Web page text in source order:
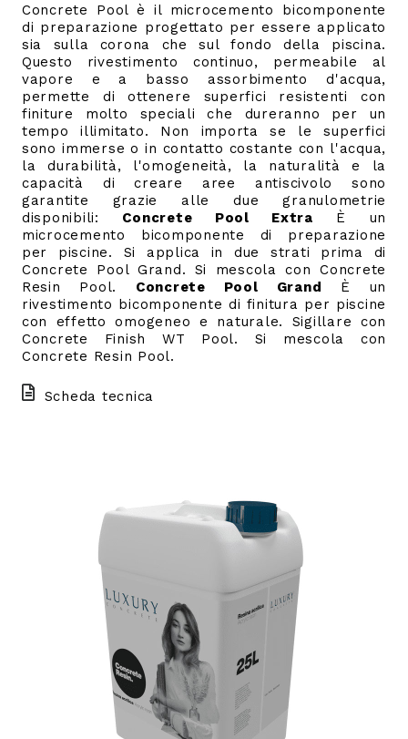
Concrete Pool è il microcemento bicomponente
di preparazione progettato per essere applicato
sia sulla corona che sul fondo della piscina.
Questo rivestimento continuo, permeabile al
vapore e a basso assorbimento d'acqua,
permette di ottenere superfici resistenti con
finiture molto speciali che dureranno per un
tempo illimitato. Non importa se le superfici
sono immerse o in contatto costante con l'acqua,
la durabilità, l'omogeneità, la naturalità e la
capacità di creare aree antiscivolo sono
garantite grazie alle due granulometrie
disponibili: Concrete Pool Extra
È un
microcemento bicomponente di preparazione
per piscine. Si applica in due strati prima di
Concrete Pool Grand. Si mescola con Concrete
Resin Pool. Concrete Pool Grand È un
rivestimento bicomponente di finitura per piscine
con effetto omogeneo e naturale. Sigillare con
Concrete Finish WT Pool. Si mescola con
Concrete Resin Pool.
Scheda tecnica